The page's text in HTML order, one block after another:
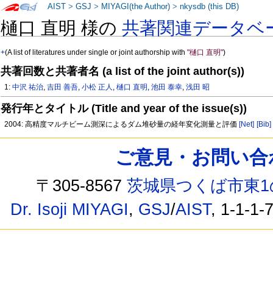
樋口 直明 様の共著関連データベ
+(A list of literatures under single or joint authorship with"樋口 直明")
共著回数と共著者名 (a list of the joint author(s))
1:中沢 祐治,吉田 善吾,小松 正人 ,樋口 直明 ,池田 泰幸,浅田 昭
発行年とタイトル (Title and year of the issue(s))
2004: 高精度マルチビーム測深によるダム堆砂量の経年変化測量と評価 [Net] [Bib]
AIST >GSJ > MIYAGI(the Author) >nkysdb (this DB)
ご意見・お問い
〒305-8567茨城県つくば市東
Dr. Isoji MIYAGI, GSJ/AIST, 1-1-1-